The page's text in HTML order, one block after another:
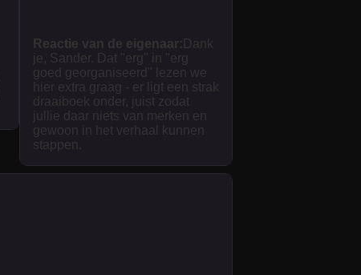
Reactie van de eigenaar: Dank
je, Sander. Dat "erg" in "erg
goed georganiseerd" lezen we
hier extra graag - er ligt een strak
draaiboek onder, juist zodat
jullie daar niets van merken en
gewoon in het verhaal kunnen
stappen.